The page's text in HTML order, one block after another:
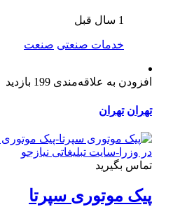
1 سال قبل
خدمات صنعتی صنعت
افزودن به علاقه‌مندی 199 بازدید
تهران تهران
تماس بگیرید
پیک موتوری سپرتا